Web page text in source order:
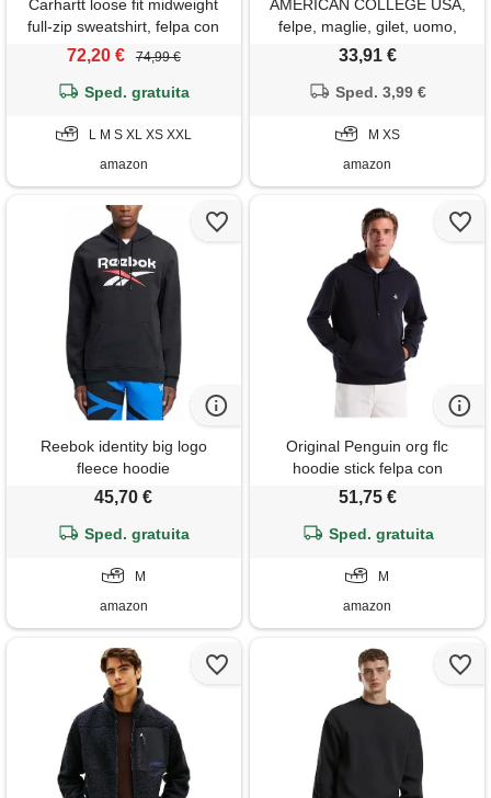
Carhartt loose fit midweight
full-zip sweatshirt, felpa con
cappuccio uomo, grigio
(carbon heather), s
72,20 € 74,99 €
Sped. gratuita
L M S XL XS XXL
amazon
AMERICAN COLLEGE USA,
felpe, maglie, gilet, uomo,
donna, sweat shirt, con
cappuccio, fodera, pile,
termico, abbigliamento,
acscw1, nero, m
33,91 €
Sped. 3,99 €
M XS
amazon
Reebok identity big logo
fleece hoodie
45,70 €
Sped. gratuita
M
amazon
Original Penguin org flc
hoodie stick felpa con
cappuccio, zaffiro scuro, m
51,75 €
Sped. gratuita
M
amazon